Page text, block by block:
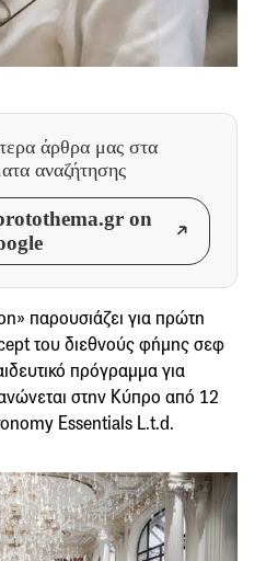
άρθρα μας στα
αναζήτησης
on
παρουσιάζει για πρώτη
του διεθνούς φήμης σεφ
πρόγραμμα για
στην Κύπρο από 12
Essentials L.t.d.